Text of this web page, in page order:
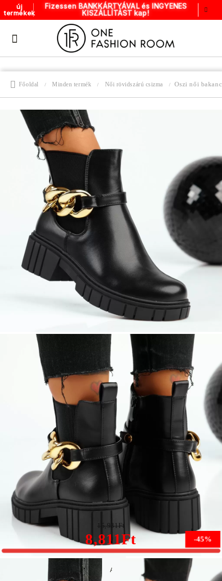
új
termékek
Fizessen BANKKÁRTYÁVAL és INGYENES
KISZÁLLÍTÁST kap!
Főoldal Minden termék Női rövidszárú csizma Oszi női
Oszi női bakancs Fekete Rain5 #8833M
-45%
8,811Ft
15,931Ft
A méret nem érhető el